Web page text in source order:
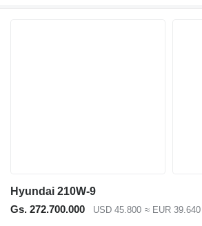
Hyundai 210W-9
Gs. 272.700.000
USD 45.800 ≈ EUR 39.640